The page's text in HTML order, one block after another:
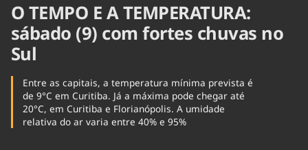
O TEMPO E A TEMPERATURA:
sábado (9) com fortes chuvas no
Sul
Entre as capitais, a temperatura mínima prevista é
de 9°C em Curitiba. Já a máxima pode chegar até
20°C, em Curitiba e Florianópolis. A umidade
relativa do ar varia entre 40% e 95%